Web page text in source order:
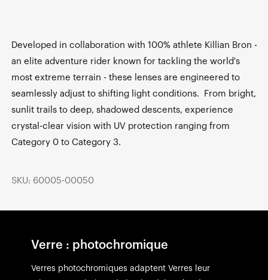
Developed in collaboration with 100% athlete Killian Bron -
an elite adventure rider known for tackling the world's
most extreme terrain - these lenses are engineered to
seamlessly adjust to shifting light conditions. From bright,
sunlit trails to deep, shadowed descents, experience
crystal-clear vision with UV protection ranging from
Category 0 to Category 3.
SKU: 60005-00050
Verre : photochromique
Verres photochromiques adaptent Verres leur